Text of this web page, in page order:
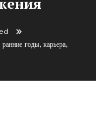
годы, карьера,